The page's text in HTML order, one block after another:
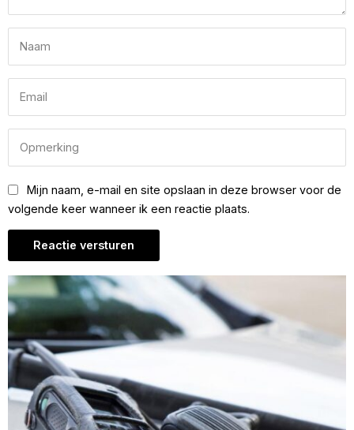
Mijn naam, e-mail en site opslaan in deze browser voor de
volgende keer wanneer ik een reactie plaats.